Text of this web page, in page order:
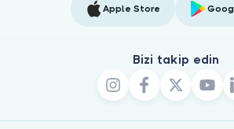
Apple Store
Bizi takip edin